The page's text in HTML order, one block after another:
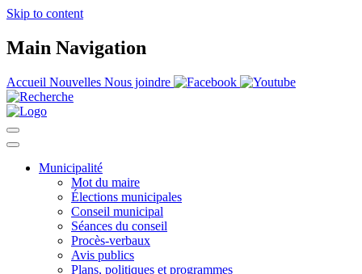
Skip to content
Main Navigation
Accueil Nouvelles Nous joindre
Municipalité
Mot du maire
Élections municipales
Conseil municipal
Séances du conseil
Procès-verbaux
Avis publics
Plans, politiques et programmes